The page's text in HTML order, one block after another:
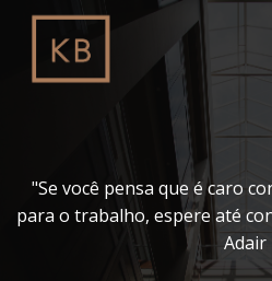
o
"Se você pensa que é caro
para o trabalho, espere até
Adair